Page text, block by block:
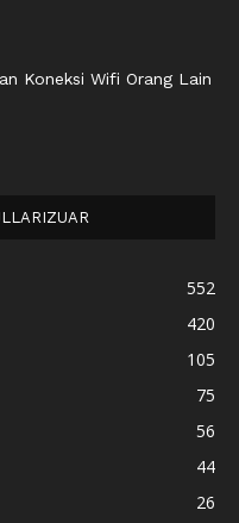
Koneksi Wifi Orang Lain
552
420
105
75
56
44
26